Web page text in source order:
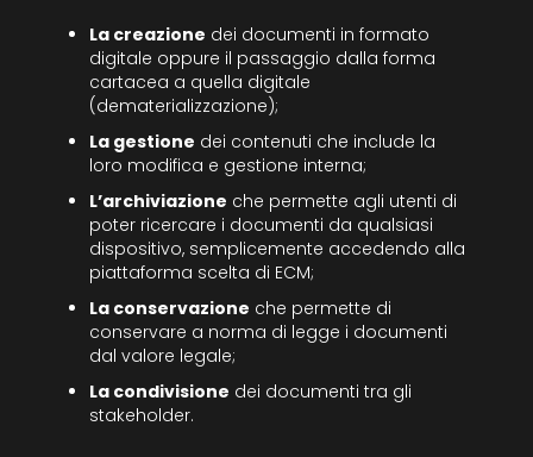
La creazione dei documenti in formato
digitale oppure il passaggio dalla forma
cartacea a quella digitale
(dematerializzazione);
La gestione dei contenuti che include la
loro modifica e gestione interna;
L’archiviazione che permette agli utenti di
poter ricercare i documenti da qualsiasi
dispositivo, semplicemente accedendo alla
piattaforma scelta di ECM;
La conservazione che permette di
conservare a norma di legge i documenti
dal valore legale;
La condivisione dei documenti tra gli
stakeholder.